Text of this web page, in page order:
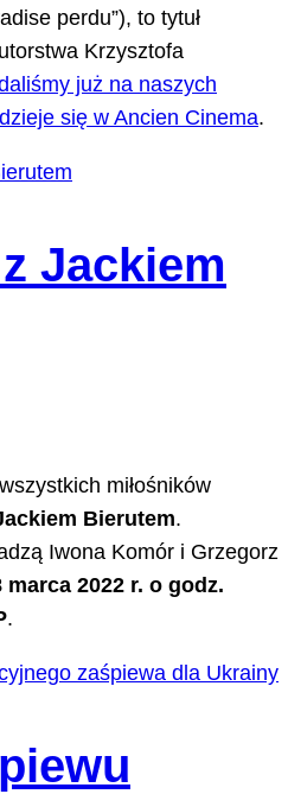
perdu”), to tytuł
Krzysztofa
już na naszych
dzieje się w Ancien Cinema.
Jackiem
miłośników
Bierutem.
Iwona Komór i Grzegorz
marca 2022 r. o godz.
.